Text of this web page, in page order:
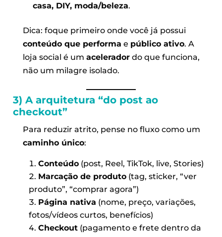
casa, DIY, moda/beleza.
Dica: foque primeiro onde você já possui
conteúdo que performa e público ativo. A
loja social é umacelerador do que funciona,
não um milagre isolado.
3) A arquitetura “do post ao
checkout”
Para reduzir atrito, pense no fluxo como um
caminho único:
Conteúdo(post, Reel, TikTok, live, Stories)
Marcação de produto(tag, sticker, “ver
produto”, “comprar agora”)
Página nativa (nome, preço, variações,
fotos/vídeos curtos, benefícios)
Checkout(pagamento e frete dentro da